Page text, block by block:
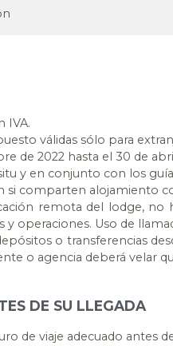
IVA.
válidas sólo para
de 2022 hasta el 30 de
y en conjunto con los
si comparten alojamiento
remota del lodge,
operaciones. Uso de
o transferencias
o agencia deberá velar
DE SU LLEGADA
de viaje adecuado antes